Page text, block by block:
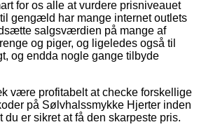
for os alle at vurdere prisniveauet
gengæld har mange internet outlets
salgsværdien på mange af
og piger, og ligeledes også til
og endda nogle gange tilbyde
være profitabelt at checke forskellige
på Sølvhalssmykke Hjerter inden
du er sikret at få den skarpeste pris.